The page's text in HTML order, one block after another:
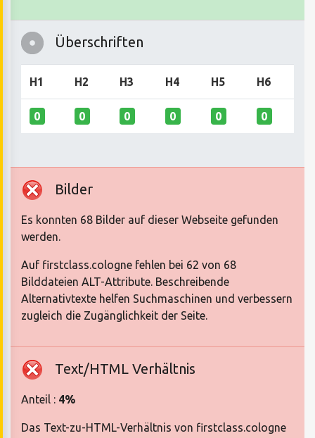
Überschriften
H1 H2 H3 H4 H5 H6
0 0 0 0 0 0
Bilder
Es konnten 68 Bilder auf dieser Webseite gefunden
werden.
Auf firstclass.cologne fehlen bei 62 von 68
Bilddateien ALT-Attribute. Beschreibende
Alternativtexte helfen Suchmaschinen und verbessern
zugleich die Zugänglichkeit der Seite.
Text/HTML Verhältnis
Anteil : 4%
Das Text-zu-HTML-Verhältnis von firstclass.cologne